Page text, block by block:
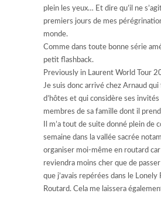
plein les yeux… Et dire qu’il ne
premiers jours de mes
monde.
Comme dans toute bonne série
petit flashback.
Previously in Laurent World Tour
Je suis donc arrivé chez Arnaud
d’hôtes et qui considère ses
membres de sa famille dont il
Il m’a tout de suite donné plein de
semaine dans la vallée sacrée
organiser moi-même en routard car
reviendra moins cher que de
que j’avais repérées dans le Lonely
Routard. Cela me laissera